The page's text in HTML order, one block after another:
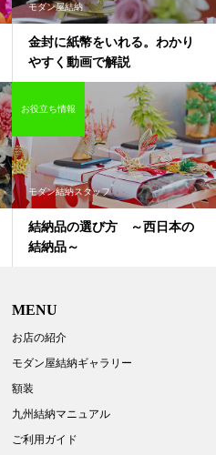
モダン屋結納
金封に紙幣をいれる。わかり
やすく動画で解説
モダン結納スタッフ
結納品の選び方 ～西日本の
結納品～
お役立ち情報
MENU
お店の紹介
モダン屋結納ギャラリー
額装
九州結納マニュアル
ご利用ガイド